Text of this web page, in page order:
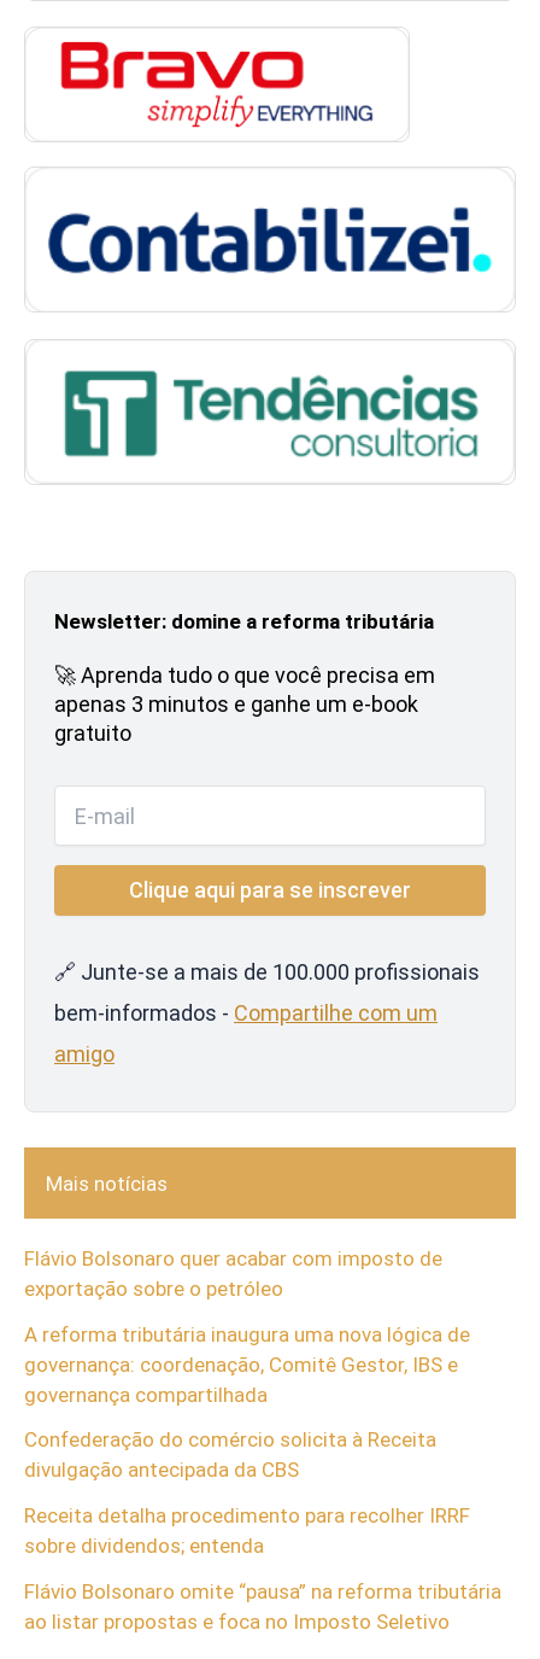
Newsletter: domine a reforma tributária
🚀 Aprenda tudo o que você precisa em
apenas 3 minutos e ganhe um e-book
gratuito
🔗 Junte-se a mais de 100.000 profissionais
bem-informados - Compartilhe com um
amigo
Mais notícias
Flávio Bolsonaro quer acabar com imposto de
exportação sobre o petróleo
A reforma tributária inaugura uma nova lógica de
governança: coordenação, Comitê Gestor, IBS e
governança compartilhada
Confederação do comércio solicita à Receita
divulgação antecipada da CBS
Receita detalha procedimento para recolher IRRF
sobre dividendos; entenda
Flávio Bolsonaro omite “pausa” na reforma tributária
ao listar propostas e foca no Imposto Seletivo